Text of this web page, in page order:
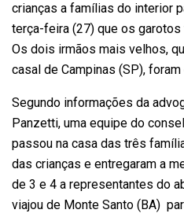
crianças a famílias do interior
terça-feira (27) que os
Os dois irmãos mais velhos,
casal de Campinas (SP),
Segundo informações da
Panzetti, uma equipe do
passou na casa das três
das crianças e entregaram a
de 3 e 4 a representantes do
viajou de Monte Santo (BA)